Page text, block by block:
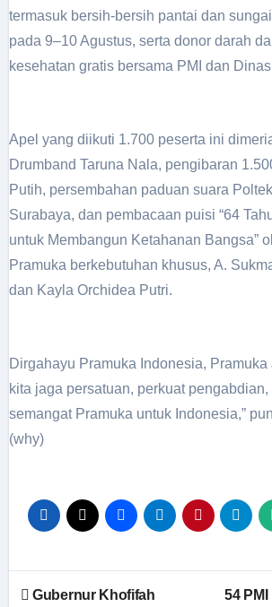
termasuk bersih-bersih pantai dan
pada 9–10 Agustus, serta donor darah
kesehatan gratis bersama PMI dan
Apel yang diikuti 1.700 peserta ini
Drumband Taruna Nala, pengibaran
Putih, persembahan paduan suara
Surabaya, dan pembacaan puisi “64
untuk Membangun Ketahanan Bangsa”
Pramuka berkebutuhan khusus, A.
dan Kayla Orchidea Putri.
Dirgahayu Pramuka Indonesia, Pramuka
kita jaga persatuan, perkuat
semangat Pramuka untuk Indonesia,”
(why)
Navigasi
Gubernur Khofifah
54